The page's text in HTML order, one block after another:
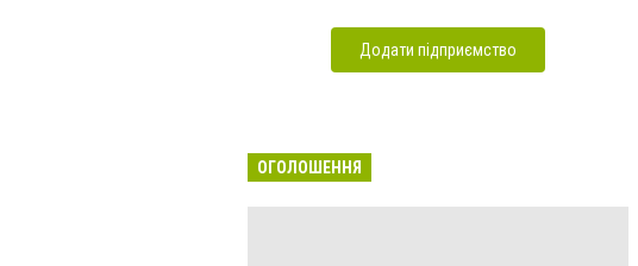
Додати підприємство
ОГОЛОШЕННЯ